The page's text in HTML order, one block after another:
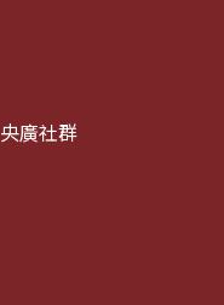
央廣社群